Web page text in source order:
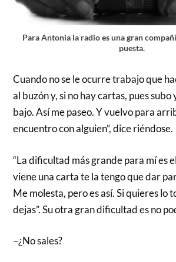
Para Antonia la radio es una gran
puesta.
Cuando no se le ocurre trabajo que
al buzón y, si no hay cartas, pues subo
bajo. Así me paseo. Y vuelvo para
encuentro con alguien”, dice riéndose.
“La dificultad más grande para mí es
viene una carta te la tengo que dar
Me molesta, pero es así. Si quieres lo
dejas”. Su otra gran dificultad es no
–¿No sales?